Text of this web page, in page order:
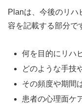
Planは、今後のリハ
容を記載する部分で
何を目的にリハ
どのような手技
その頻度や期間
患者の心理面ケ